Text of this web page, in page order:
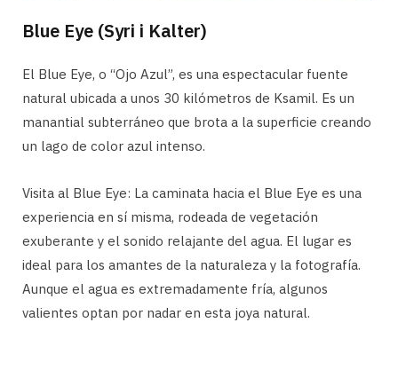
Blue Eye (Syri i Kalter)
El Blue Eye, o “Ojo Azul”, es una espectacular fuente
natural ubicada a unos 30 kilómetros de Ksamil. Es un
manantial subterráneo que brota a la superficie creando
un lago de color azul intenso.
Visita al Blue Eye: La caminata hacia el Blue Eye es una
experiencia en sí misma, rodeada de vegetación
exuberante y el sonido relajante del agua. El lugar es
ideal para los amantes de la naturaleza y la fotografía.
Aunque el agua es extremadamente fría, algunos
valientes optan por nadar en esta joya natural.